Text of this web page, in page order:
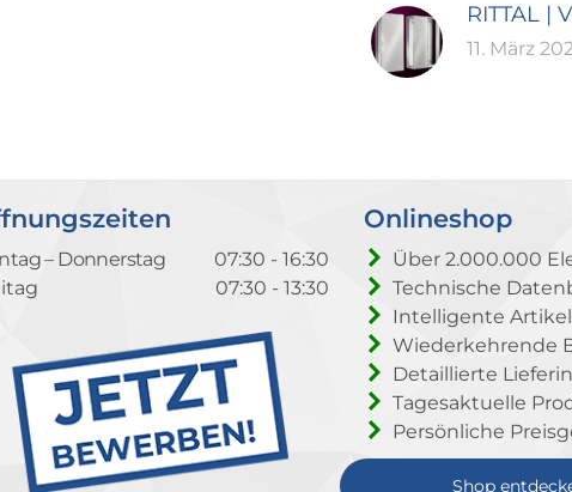
RITTAL |
11. März
– Donnerstag
07:30 - 16:30
07:30 - 13:30
Onlineshop
Über 2.000.000
Technische
Intelligente
Wiederkehrende
Detaillierte
Tagesaktuelle
Persönliche
Shop